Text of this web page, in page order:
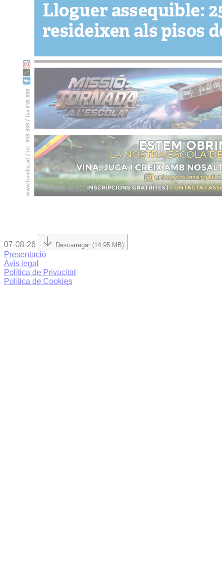
07-08-26 Descarregar (14.95 MB)
Presentació
Avís legal
Política de Privacitat
Política de Cookies